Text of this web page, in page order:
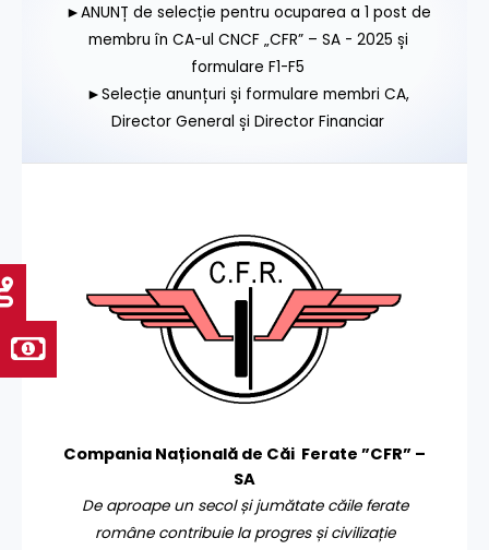
►ANUNȚ de selecție pentru ocuparea a 1 post de
membru în CA-ul CNCF „CFR” – SA - 2025 și
formulare F1-F5
►Selecție anunțuri și formulare membri CA,
Director General și Director Financiar
Compania Națională de Căi Ferate ”CFR” –
SA
De aproape un secol și jumătate căile ferate
române contribuie la progres și civilizație